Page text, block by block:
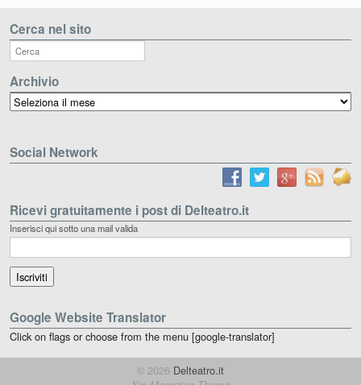
Cerca nel sito
Archivio
Archivio
Social Network
Ricevi gratuitamente i post di Delteatro.it
Inserisci qui sotto una mail valida
Google Website Translator
Click on flags or choose from the menu [google-translator]
© 2026 Delteatro.it